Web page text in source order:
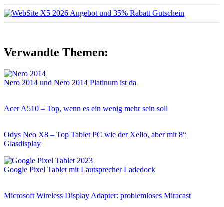
Verwandte Themen:
Nero 2014 und Nero 2014 Platinum ist da
Acer A510 – Top, wenn es ein wenig mehr sein soll
Odys Neo X8 – Top Tablet PC wie der Xelio, aber mit 8“
Glasdisplay
Google Pixel Tablet mit Lautsprecher Ladedock
Microsoft Wireless Display Adapter: problemloses Miracast